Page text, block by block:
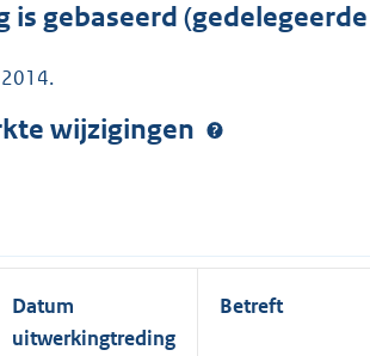
is gebaseerd
wijzigingen
Datum
uitwerkingtreding
Betreft